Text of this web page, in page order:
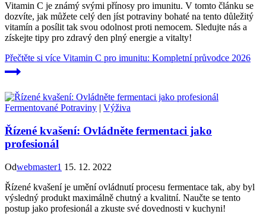
Vitamin C je známý svými přínosy pro imunitu. V tomto článku se
dozvíte, jak můžete celý den jíst potraviny bohaté na tento důležitý
vitamín a posílit tak svou odolnost proti nemocem. Sledujte nás a
získejte tipy pro zdravý den plný energie a vitalty!
Přečtěte si více Vitamin C pro imunitu: Kompletní průvodce 2026
Fermentované Potraviny | Výživa
Řízené kvašení: Ovládněte fermentaci jako
profesionál
Odwebmaster1 15. 12. 2022
Řízené kvašení je umění ovládnutí procesu fermentace tak, aby byl
výsledný produkt maximálně chutný a kvalitní. Naučte se tento
postup jako profesionál a zkuste své dovednosti v kuchyni!